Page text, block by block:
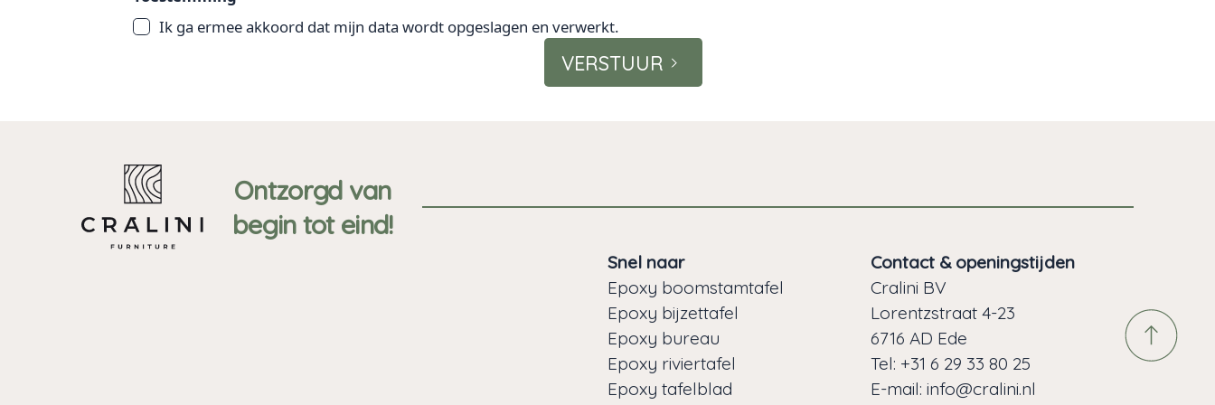
Ik ga ermee akkoord dat mijn data wordt opgeslagen en verwerkt.
VERSTUUR
Ontzorgd van
begin tot eind!
Snel naar
Epoxy boomstamtafel
Epoxy bijzettafel
Epoxy bureau
Epoxy riviertafel
Epoxy tafelblad
Contact & openingstijden
Cralini BV
Lorentzstraat 4-23
6716 AD Ede
Tel: +31 6 29 33 80 25
E-mail:info@cralini.nl